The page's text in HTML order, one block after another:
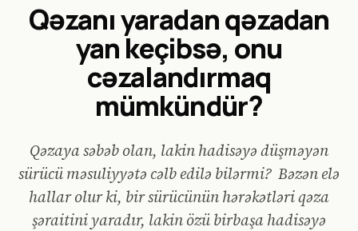
Qəzanı yaradan qəzadan
yan keçibsə, onu
cəzalandırmaq
mümkündür?
Qəzaya səbəb olan, lakin hadisəyə düşməyən
sürücü məsuliyyətə cəlb edilə bilərmi? Bəzən elə
hallar olur ki, bir sürücünün hərəkətləri qəza
şəraitini yaradır, lakin özü birbaşa hadisəyə